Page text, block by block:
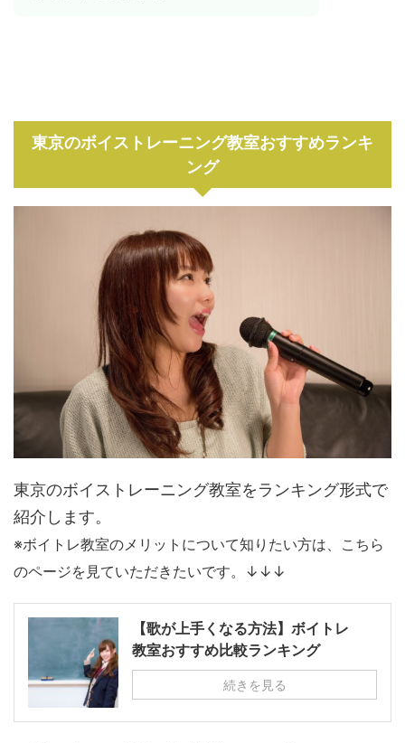
東京のボイストレーニング教室おすすめランキ
ング
東京のボイストレーニング教室をランキング形式で
紹介します。
※ボイトレ教室のメリットについて知りたい方は、こちら
のページを見ていただきたいです。↓↓↓
【歌が上手くなる方法】ボイトレ
教室おすすめ比較ランキング
続きを見る